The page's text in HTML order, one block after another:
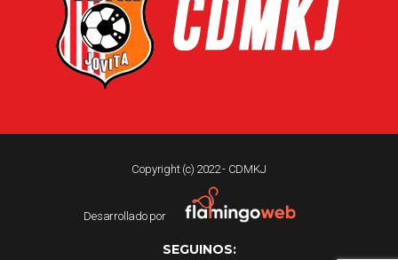
Copyright (c) 2022 - CDMKJ
Desarrollado por
SEGUINOS: